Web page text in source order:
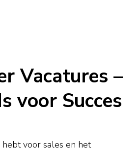
Vacatures –
voor Succes
hebt voor sales en het